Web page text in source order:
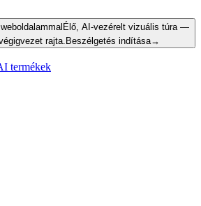
Élő, AI-vezérelt vizuális túra —
rajta. Beszélgetés indítása→
termékek